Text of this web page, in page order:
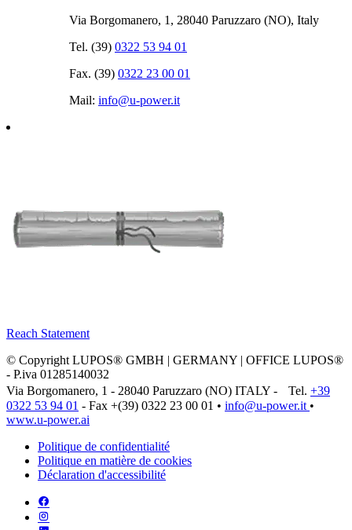
Via Borgomanero, 1, 28040 Paruzzaro (NO), Italy
Tel. (39) 0322 53 94 01
Fax. (39) 0322 23 00 01
Mail: info@u‑power.it
Reach Statement
© Copyright LUPOS® GMBH | GERMANY | OFFICE LUPOS®
- P.iva 01285140032
Via Borgomanero, 1 - 28040 Paruzzaro (NO) ITALY - Tel. +39
0322 53 94 01 - Fax +(39) 0322 23 00 01 • info@u‑power.it •
www.u‑power.ai
Politique de confidentialité
Politique en matière de cookies
Déclaration d'accessibilité